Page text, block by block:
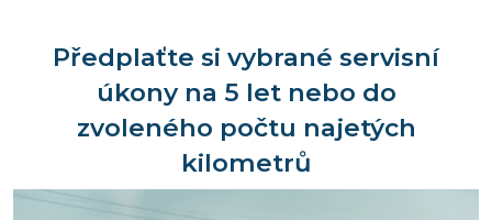
Předplaťte si vybrané servisní
úkony na 5 let nebo do
zvoleného počtu najetých
kilometrů